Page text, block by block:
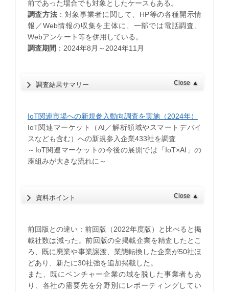
前であった場合でも対象としたケースもある。
調査方法 ：対象事業者に関して、HP等の各種開示情
報／Web情報の収集を主体に、一部では電話調査、
Webアンケート等を併用している。
調査期間 ：2024年8月～2024年11月
調査結果サマリー Close ▲
IoT関連市場への新規参入動向調査を実施（2024年）
IoT関連マーケット（AI／解析領域やスマートデバイ
スなども含む）への新規参入企業433社を調査
​～IoT関連マーケットの今後の展開では「IoT×AI」の
座組みが大きな流れに～
資料ポイント Close ▲
前回版との違い：前回版（2022年度版）と比べると掲
載社数は減った。前回版の全掲載企業を精査したとこ
ろ、既に廃業や事業譲渡、業態転換した企業が50社ほ
どあり、新たに30社強を追加掲載した。
また、既にベンチャー企業の域を脱した事業者もあ
り、各社の需要先を分野別にレポーティングしてい